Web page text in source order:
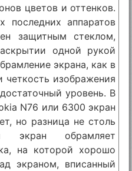
цветов и оттенков.
последних аппаратов
защитным стеклом,
одной рукой
экрана, как в
четкость изображения
уровень. В
N76 или 6300 экран
но разница не столь
экран обрамляет
на которой хорошо
экраном, вписанный